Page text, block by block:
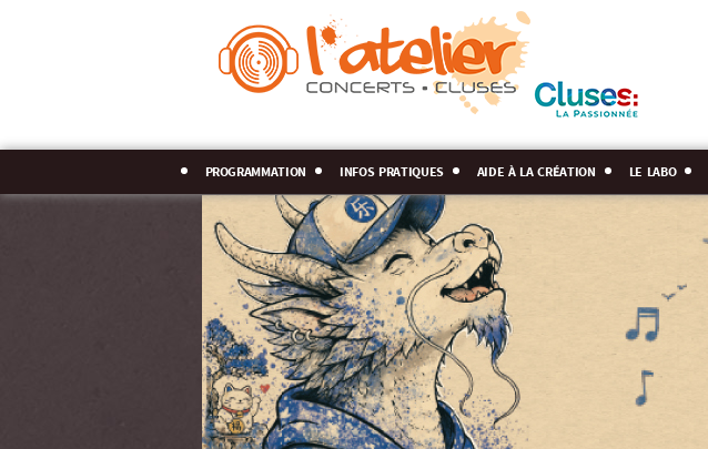
programmation infos pratiques aide à la création le labo